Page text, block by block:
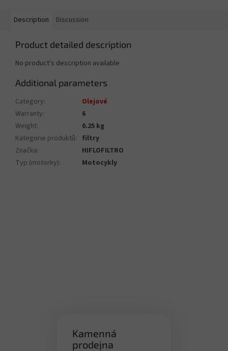
Description Discussion
Product detailed description
No product's description available
Additional parameters
Category:
Olejové
Warranty:
6
Weight:
0.25 kg
Kategorie produktů: filtry
Značka:
HIFLOFILTRO
Typ (motorky): Motocykly
Kamenná
prodejna